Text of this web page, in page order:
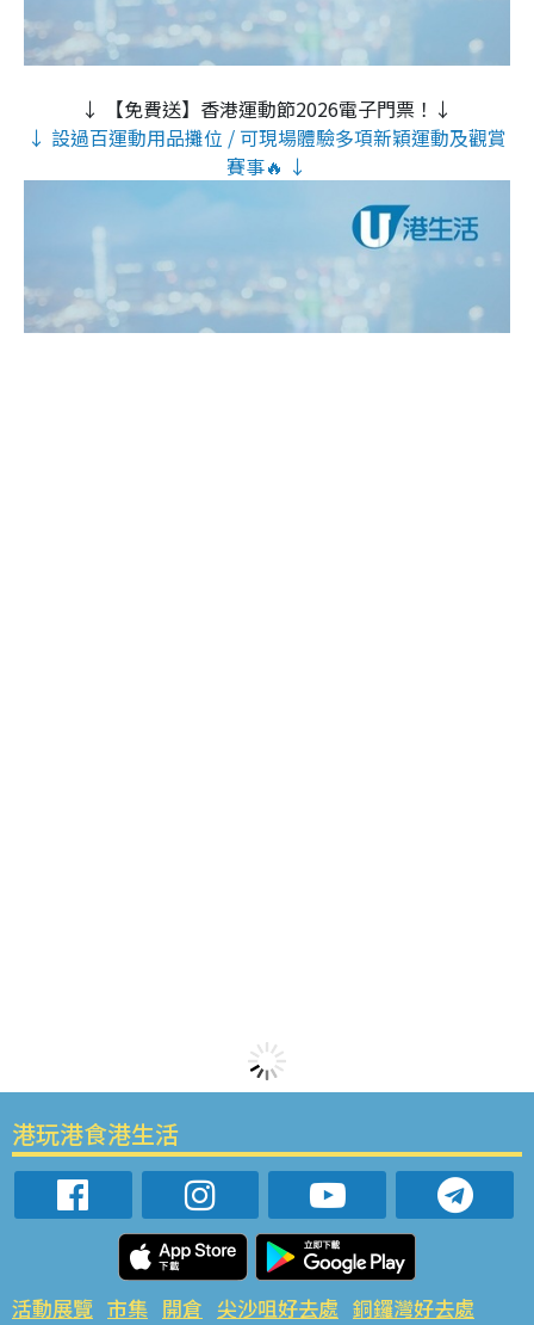
↓ 【免費送】香港運動節2026電子門票！↓
↓ 設過百運動用品攤位 / 可現場體驗多項新穎運動及觀賞
賽事🔥 ↓
港玩港食港生活
活動展覽 市集 開倉 尖沙咀好去處 銅鑼灣好去處